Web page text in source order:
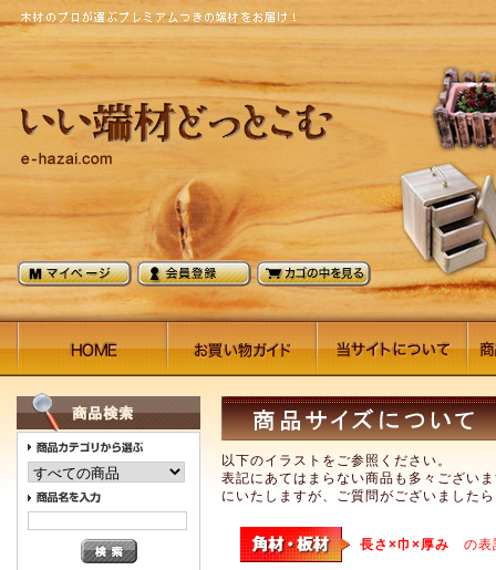
以下のイラストをご参照ください。
表記にあてはまらない商品も多々ござい
にいたしますが、ご質問がございました
長さ×巾×厚み の表